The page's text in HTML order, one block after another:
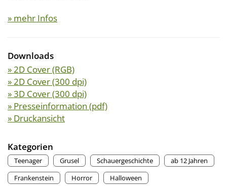
» mehr Infos
Downloads
» 2D Cover (RGB)
» 2D Cover (300 dpi)
» 3D Cover (300 dpi)
» Presseinformation (pdf)
» Druckansicht
Kategorien
Teenager Grusel Schauergeschichte
ab 12 Jahren
Frankenstein
Horror
Halloween